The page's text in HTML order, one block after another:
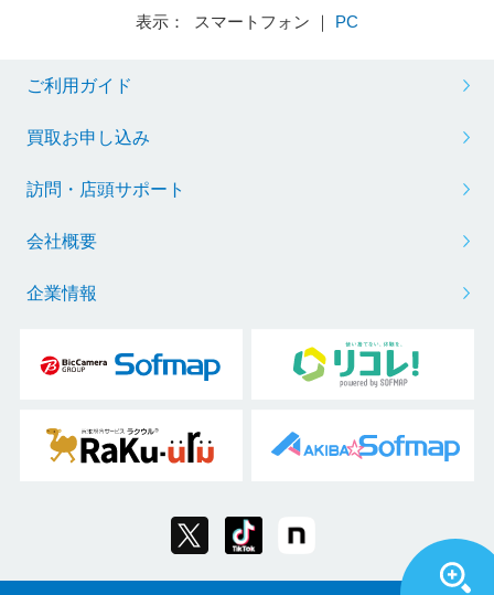
表示： スマートフォン ｜ PC
ご利用ガイド
買取お申し込み
訪問・店頭サポート
会社概要
企業情報